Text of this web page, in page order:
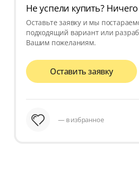
Не успели купить?
Оставьте заявку и мы
подходящий вариант или
Вашим пожеланиям.
Оставить заявку
— в избранное